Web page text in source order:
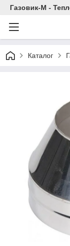
Газовик-М -
Каталог